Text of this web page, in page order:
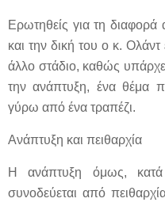
Ερωτηθείς για τη
και την δική του ο κ.
άλλο στάδιο, καθώς
την ανάπτυξη, ένα θέμα
γύρω από ένα τραπέζι.
Ανάπτυξη και πειθαρχία
Η ανάπτυξη όμως,
συνοδεύεται από